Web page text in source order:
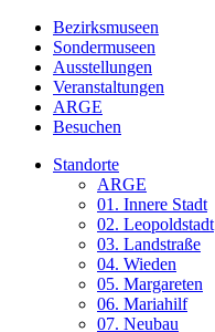
Bezirksmuseen
Sondermuseen
Ausstellungen
Veranstaltungen
ARGE
Besuchen
Standorte
ARGE
01. Innere Stadt
02. Leopoldstadt
03. Landstraße
04. Wieden
05. Margareten
06. Mariahilf
07. Neubau